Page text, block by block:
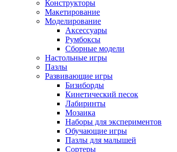
Конструкторы
Макетирование
Моделирование
Аксессуары
Румбоксы
Сборные модели
Настольные игры
Пазлы
Развивающие игры
Бизиборды
Кинетический песок
Лабиринты
Мозаика
Наборы для экспериментов
Обучающие игры
Пазлы для малышей
Сортеры